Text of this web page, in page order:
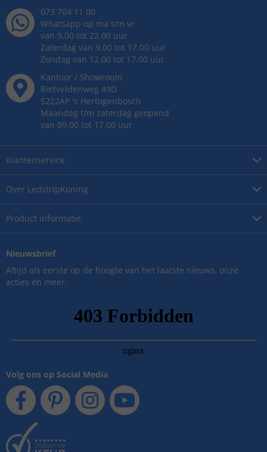
Over LedstripKoning
Product informatie
Klantenservice
073 704 11 00
Whatsapp op ma t/m vr
van 9.00 tot 22.00 uur
Zaterdag van 9.00 tot 17.00 uur
Zondag van 12.00 tot 17.00 uur
Kantoor / Showroom
Rietveldenweg 49D
5222AP 's Hertogenbosch
Maandag t/m zaterdag geopend
van 09.00 tot 17.00 uur
Nieuwsbrief
Altijd als eerste op de hoogte van het laatste nieuws, onze
acties en meer.
Volg ons op Social Media